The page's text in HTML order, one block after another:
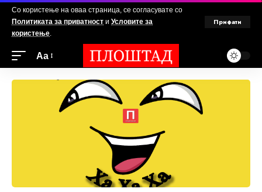
Со користење на оваа страница, се согласувате со
Политиката за приватност и Условите за
користење.
Прифати
Аа